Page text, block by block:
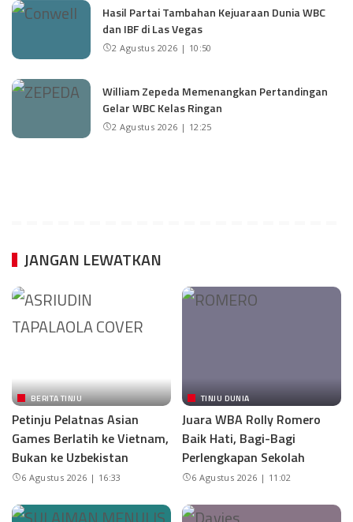
Hasil Partai Tambahan Kejuaraan Dunia WBC
dan IBF di Las Vegas
2 Agustus 2026 | 10:50
William Zepeda Memenangkan Pertandingan
Gelar WBC Kelas Ringan
2 Agustus 2026 | 12:25
JANGAN LEWATKAN
BERITA TINJU
Petinju Pelatnas Asian
Games Berlatih ke Vietnam,
Bukan ke Uzbekistan
6 Agustus 2026 | 16:33
TINJU DUNIA
Juara WBA Rolly Romero
Baik Hati, Bagi-Bagi
Perlengkapan Sekolah
6 Agustus 2026 | 11:02